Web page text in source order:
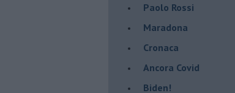
Paolo Rossi
Maradona
Cronaca
​Ancora Covid
​Biden!